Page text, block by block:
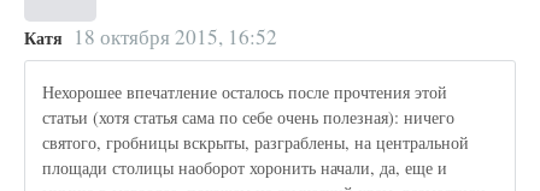
Катя 18 октября 2015, 16:52
Нехорошее впечатление осталось после прочтения этой
статьи (хотя статья сама по себе очень полезная): ничего
святого, гробницы вскрыты, разграблены, на центральной
площади столицы наоборот хоронить начали, да, еще и